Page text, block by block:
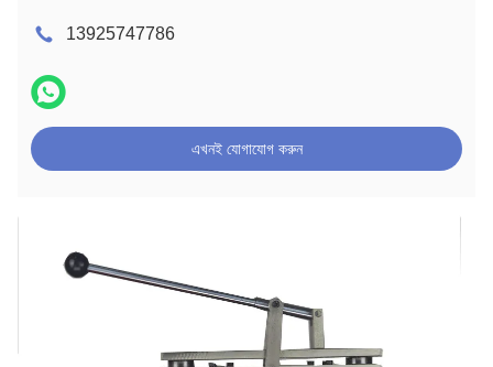
13925747786
এখনই যোগাযোগ করুন